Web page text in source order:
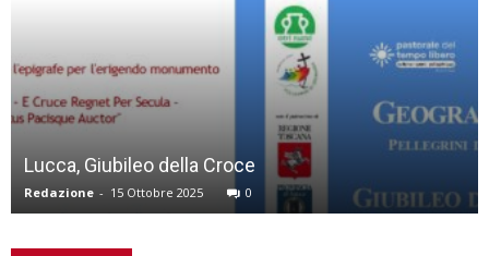
Lucca, Giubileo della Croce
Redazione - 15 Ottobre 2025 0